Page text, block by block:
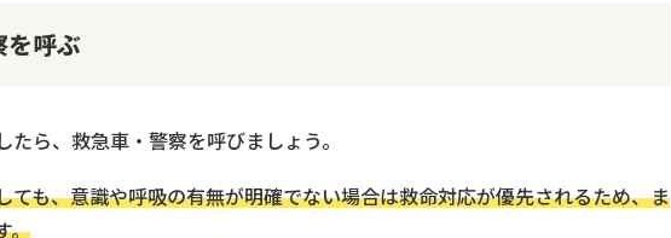
を呼ぶ
ら、救急車・警察を呼びましょう。
ても、意識や呼吸の有無が明確でない場合は救命対応が優先されるため、ま
。